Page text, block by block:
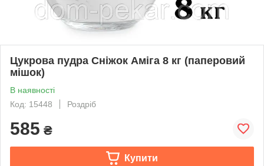
Цукрова пудра Сніжок Аміга 8 кг (паперовий
мішок)
В наявності
Код: 15448
Роздріб
585 ₴
Купити